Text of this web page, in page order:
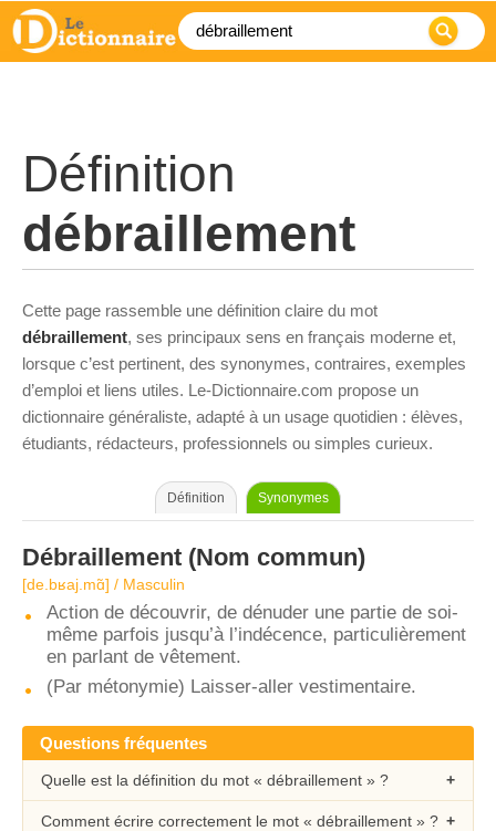
Définition
débraillement
Cette page rassemble une définition claire du mot
débraillement, ses principaux sens en français moderne et,
lorsque c’est pertinent, des synonymes, contraires, exemples
d’emploi et liens utiles. Le-Dictionnaire.com propose un
dictionnaire généraliste, adapté à un usage quotidien : élèves,
étudiants, rédacteurs, professionnels ou simples curieux.
Définition Synonymes
Débraillement (Nom commun)
[de.bʁaj.mɑ̃] / Masculin
Action de découvrir, de dénuder une partie de soi-
même parfois jusqu’à l’indécence, particulièrement
en parlant de vêtement.
(Par métonymie) Laisser-aller vestimentaire.
Questions fréquentes
Quelle est la définition du mot « débraillement » ?
Comment écrire correctement le mot « débraillement » ?